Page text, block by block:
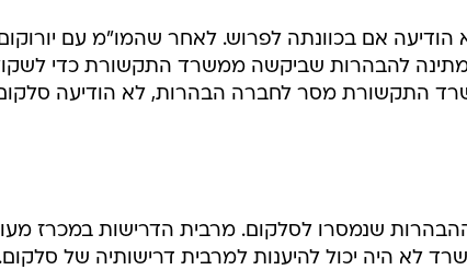
הודיעה אם בכוונתה לפרוש. לאחר שהמו"מ עם
להבהרות שביקשה ממשרד התקשורת כדי
התקשורת מסר לחברה הבהרות, לא הודיעה
שנמסרו לסלקום. מרבית הדרישות במכרז
לא היה יכול להיענות למרבית דרישותיה של סלקום.